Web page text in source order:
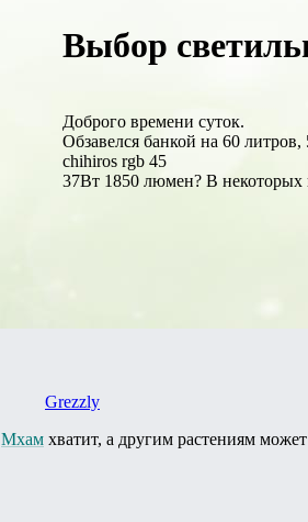
Выбор
Доброго времени суток.
Обзавелся банкой на 60
chihiros rgb 45
37Вт 1850 люмен? В
Grezzly
Мхам хватит, а другим растениям